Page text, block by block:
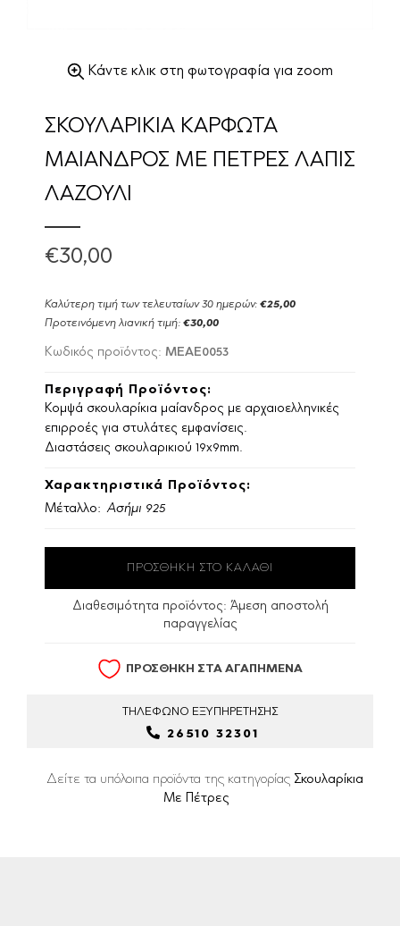
Κάντε κλικ στη φωτογραφία για zoom
ΣΚΟΥΛΑΡΙΚΙΑ ΚΑΡΦΩΤΑ
ΜΑΙΑΝΔΡΟΣ ΜΕ ΠΕΤΡΕΣ ΛΑΠΙΣ
ΛΑΖΟΥΛΙ
€30,00
Καλύτερη τιμή των τελευταίων 30 ημερών: €25,00
Προτεινόμενη λιανική τιμή: €30,00
Κωδικός προϊόντος: MEAE0053
Περιγραφή Προϊόντος:
Κομψά σκουλαρίκια μαίανδρος με αρχαιοελληνικές
επιρροές για στυλάτες εμφανίσεις.
Διαστάσεις σκουλαρικιού 19x9mm.
Χαρακτηριστικά Προϊόντος:
Μέταλλο: Ασήμι 925
Διαθεσιμότητα προϊόντος: Άμεση αποστολή
παραγγελίας
ΠΡΟΣΘΗΚΗ ΣΤΑ ΑΓΑΠΗΜΕΝΑ
ΤΗΛΕΦΩΝΟ ΕΞΥΠΗΡΕΤΗΣΗΣ
26510 32301
Δείτε τα υπόλοιπα προϊόντα της κατηγορίας Σκουλαρίκια
Με Πέτρες